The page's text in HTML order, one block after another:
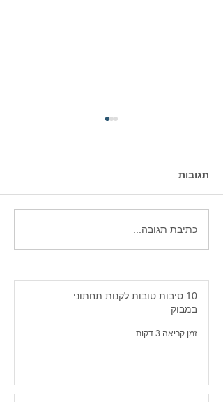
חולצות גלישה לנשים. -
תגובות
כתיבת תגובה...
10 סיבות טובות לקנות תחתוני
במבוק
זמן קריאה 3 דקות